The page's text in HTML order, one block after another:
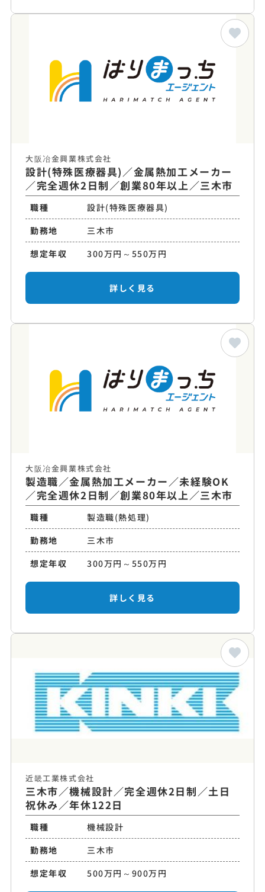
大阪冶金興業株式会社
設計(特殊医療器具)／金属熱加工メーカー
／完全週休2日制／創業80年以上／三木市
職種
設計(特殊医療器具)
勤務地
三木市
想定年収
300万円～550万円
詳しく見る
大阪冶金興業株式会社
製造職／金属熱加工メーカー／未経験OK
／完全週休2日制／創業80年以上／三木市
職種
製造職(熱処理)
勤務地
三木市
想定年収
300万円～550万円
詳しく見る
近畿工業株式会社
三木市／機械設計／完全週休2日制／土日
祝休み／年休122日
職種
機械設計
勤務地
三木市
想定年収
500万円～900万円